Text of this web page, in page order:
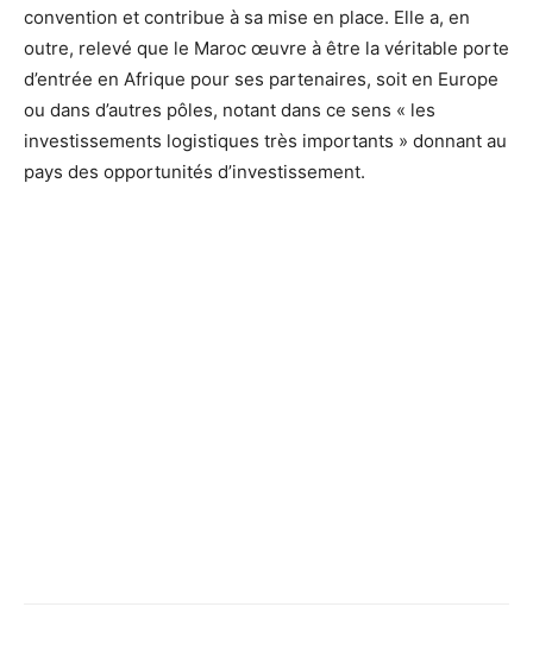
convention et contribue à sa mise en place. Elle a, en
outre, relevé que le Maroc œuvre à être la véritable porte
d’entrée en Afrique pour ses partenaires, soit en Europe
ou dans d’autres pôles, notant dans ce sens « les
investissements logistiques très importants » donnant au
pays des opportunités d’investissement.